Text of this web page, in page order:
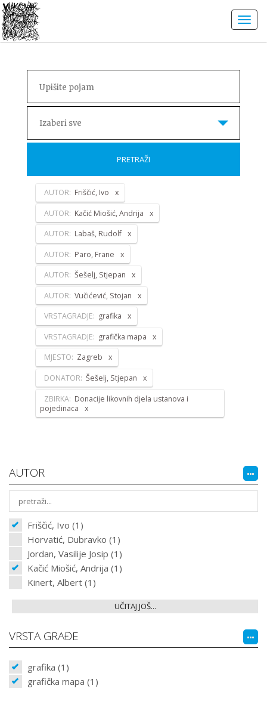
Izaberi sve
PRETRAŽI
AUTOR: Friščić, Ivo
AUTOR: Kačić Miošić, Andrija
AUTOR: Labaš, Rudolf
AUTOR: Paro, Frane
AUTOR: Šešelj, Stjepan
AUTOR: Vučićević, Stojan
VRSTAGRADJE: grafika
VRSTAGRADJE: grafička mapa
MJESTO: Zagreb
DONATOR: Šešelj, Stjepan
ZBIRKA: Donacije likovnih djela ustanova i
pojedinaca
AUTOR
Friščić, Ivo (1)
Horvatić, Dubravko (1)
Jordan, Vasilije Josip (1)
Kačić Miošić, Andrija (1)
Kinert, Albert (1)
UČITAJ JOŠ...
VRSTA GRAĐE
grafika (1)
grafička mapa (1)